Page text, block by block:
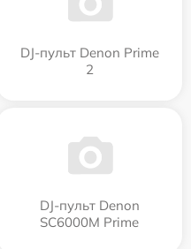
DJ-пульт Denon Prime
2
DJ-пульт Denon
SC6000M Prime